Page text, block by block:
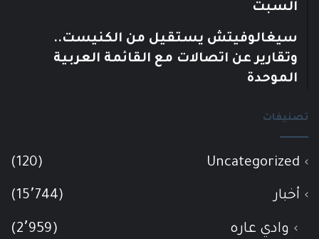
السبت
سيغالوفيتش يستقيل من الكنيست..
وتقارير عن اتصالات مع القائمة العربية
الموحدة
تصنيفات
Uncategorized
(120)
أخبار (15٬744)
وادي عاره (2٬959)